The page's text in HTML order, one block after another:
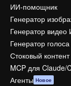
ИИ-помощник
Генератор
Генератор видео
Генератор
Стоковый контент
MCP для Claude/
Агенты Новое